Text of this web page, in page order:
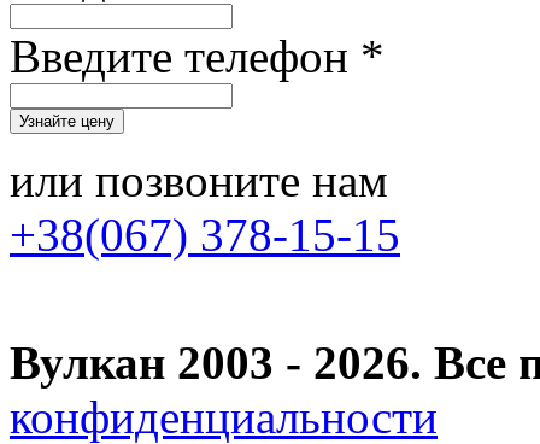
Введите телефон *
или позвоните нам
+38(067) 378-15-15
Вулкан 2003 - 2026.
конфиденциальности